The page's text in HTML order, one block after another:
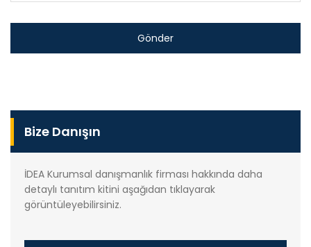
Bize Danışın
İDEA Kurumsal danışmanlık firması hakkında daha
detaylı tanıtım kitini aşağıdan tıklayarak
görüntüleyebilirsiniz.